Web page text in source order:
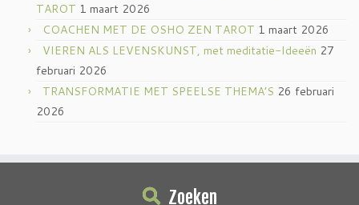
TAROT 1 maart 2026
COACHEN MET DE OSHO ZEN TAROT 1 maart 2026
VIEREN ALS LEVENSKUNST, met meditatie-Ideeën 27
februari 2026
TRANSFORMATIE MET SPEELSE THEMA’S 26 februari
2026
Zoeken